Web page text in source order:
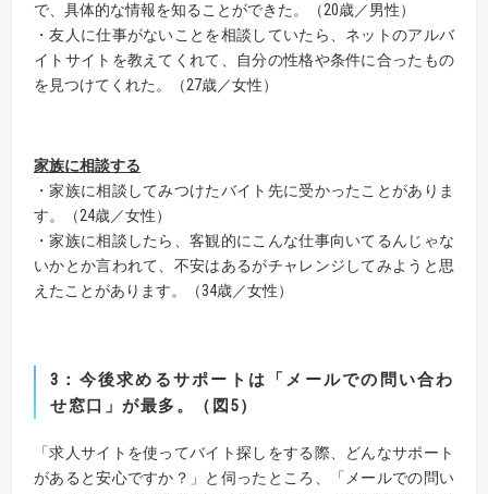
で、具体的な情報を知ることができた。（20歳／男性）
・友人に仕事がないことを相談していたら、ネットのアルバ
イトサイトを教えてくれて、自分の性格や条件に合ったもの
を見つけてくれた。（27歳／女性）
家族に相談する
・家族に相談してみつけたバイト先に受かったことがありま
す。（24歳／女性）
・家族に相談したら、客観的にこんな仕事向いてるんじゃな
いかとか言われて、不安はあるがチャレンジしてみようと思
えたことがあります。（34歳／女性）
3 ：今後求めるサポートは「メールでの問い合わ
せ窓口」が最多。（図 5）
「求人サイトを使ってバイト探しをする際、どんなサポート
があると安心ですか？」と伺ったところ、「メールでの問い